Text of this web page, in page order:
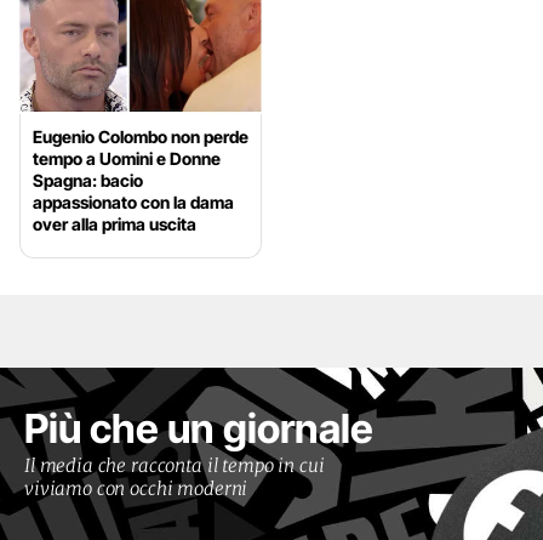
Eugenio Colombo non perde
tempo a Uomini e Donne
Spagna: bacio
appassionato con la dama
over alla prima uscita
Più che un giornale
Il media che racconta il tempo in cui
viviamo con occhi moderni